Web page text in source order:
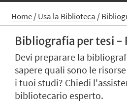
Home/Usa la Biblioteca /
Bibliografia per tesi -
Devi preparare la
sapere quali sono le
i tuoi studi? Chiedi
bibliotecario esperto.